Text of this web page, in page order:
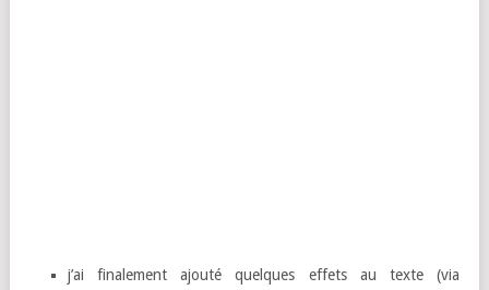
j’ai finalement ajouté quelques effets au texte (via